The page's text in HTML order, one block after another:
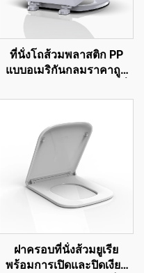
ที่นั่งโถส้วมพลาสติก PP
แบบอเมริกันกลมราคาถูก
ส้วม
ฝาครอบที่นั่งส้วมยูเรีย
พร้อมการเปิดและปิดเงียบ